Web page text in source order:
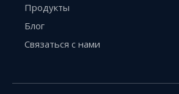
Продукты
Блог
Связаться с нами